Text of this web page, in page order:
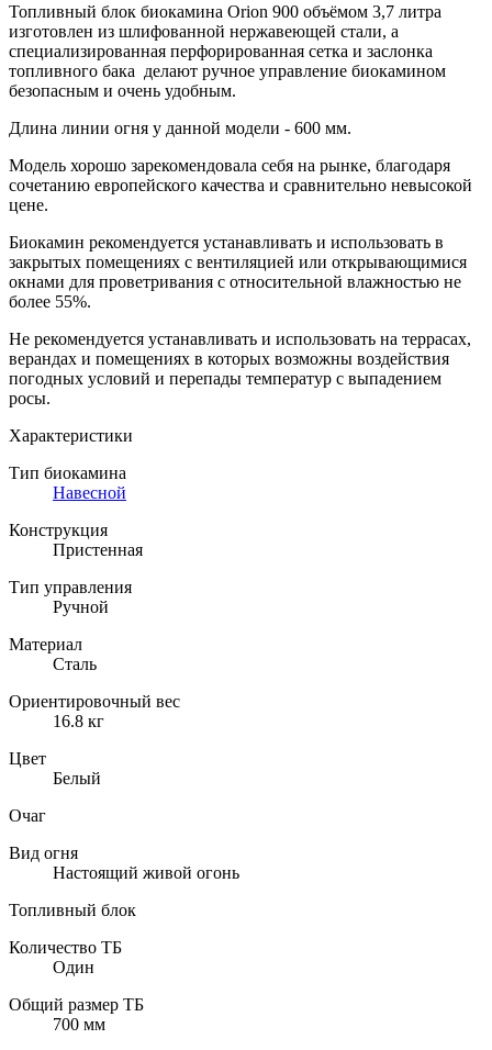
Топливный блок биокамина Orion 900 объёмом 3,7 литра
изготовлен из шлифованной нержавеющей стали, а
специализированная перфорированная сетка и заслонка
топливного бака делают ручное управление биокамином
безопасным и очень удобным.
Длина линии огня у данной модели - 600 мм.
Модель хорошо зарекомендовала себя на рынке, благодаря
сочетанию европейского качества и сравнительно невысокой
цене.
Биокамин рекомендуется устанавливать и использовать в
закрытых помещениях с вентиляцией или открывающимися
окнами для проветривания с относительной влажностью не
более 55%.
Не рекомендуется устанавливать и использовать на террасах,
верандах и помещениях в которых возможны воздействия
погодных условий и перепады температур с выпадением
росы.
Характеристики
Тип биокамина
Навесной
Конструкция
Пристенная
Тип управления
Ручной
Материал
Сталь
Ориентировочный вес
16.8 кг
Цвет
Белый
Очаг
Вид огня
Настоящий живой огонь
Топливный блок
Количество ТБ
Один
Общий размер ТБ
700 мм